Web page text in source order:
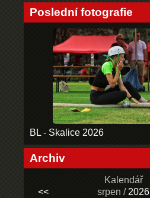
Poslední fotografie
BL - Skalice 2026
Archiv
Kalendář
<<
srpen / 2026